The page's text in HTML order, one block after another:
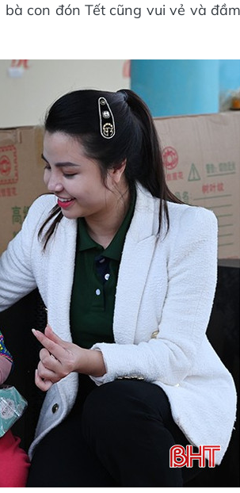
con đón Tết cũng vui vẻ và đầm